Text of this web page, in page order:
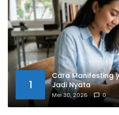
1
Cara Manifesting
Jadi Nyata
Mei 30, 2026 0